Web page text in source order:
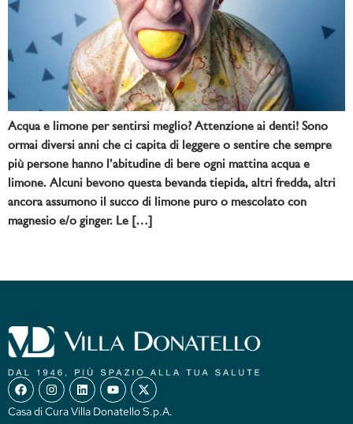
Acqua e limone per sentirsi meglio? Attenzione ai denti! Sono
ormai diversi anni che ci capita di leggere o sentire che sempre
più persone hanno l’abitudine di bere ogni mattina acqua e
limone. Alcuni bevono questa bevanda tiepida, altri fredda, altri
ancora assumono il succo di limone puro o mescolato con
magnesio e/o ginger. Le […]
Casa di Cura Villa Donatello S.p.A.